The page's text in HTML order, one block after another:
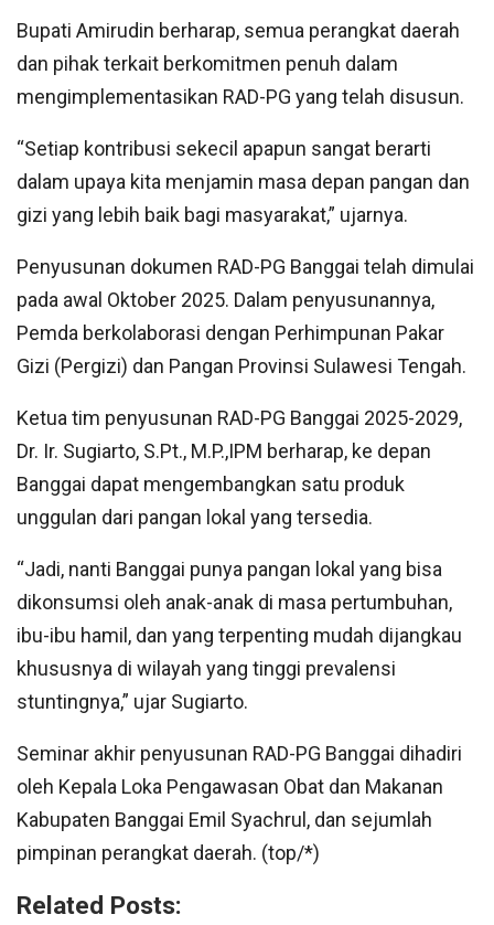
Bupati Amirudin berharap, semua perangkat daerah
dan pihak terkait berkomitmen penuh dalam
mengimplementasikan RAD-PG yang telah disusun.
“Setiap kontribusi sekecil apapun sangat berarti
dalam upaya kita menjamin masa depan pangan dan
gizi yang lebih baik bagi masyarakat,” ujarnya.
Penyusunan dokumen RAD-PG Banggai telah dimulai
pada awal Oktober 2025. Dalam penyusunannya,
Pemda berkolaborasi dengan Perhimpunan Pakar
Gizi (Pergizi) dan Pangan Provinsi Sulawesi Tengah.
Ketua tim penyusunan RAD-PG Banggai 2025-2029,
Dr. Ir. Sugiarto, S.Pt., M.P.,IPM berharap, ke depan
Banggai dapat mengembangkan satu produk
unggulan dari pangan lokal yang tersedia.
“Jadi, nanti Banggai punya pangan lokal yang bisa
dikonsumsi oleh anak-anak di masa pertumbuhan,
ibu-ibu hamil, dan yang terpenting mudah dijangkau
khususnya di wilayah yang tinggi prevalensi
stuntingnya,” ujar Sugiarto.
Seminar akhir penyusunan RAD-PG Banggai dihadiri
oleh Kepala Loka Pengawasan Obat dan Makanan
Kabupaten Banggai Emil Syachrul, dan sejumlah
pimpinan perangkat daerah. (top/*)
Related Posts: